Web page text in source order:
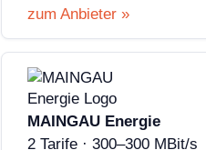
zum Anbieter »
MAINGAU Energie
2 Tarife · 300–300 MBit/s